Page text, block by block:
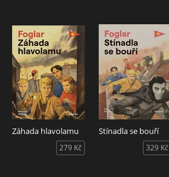
Záhada hlavolamu
279 Kč
Stínadla se bouří
329 Kč